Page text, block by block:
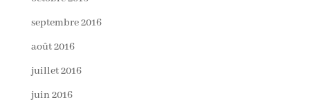
septembre 2016
août 2016
juillet 2016
juin 2016